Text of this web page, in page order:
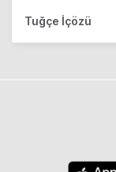
Tuğçe İçözü